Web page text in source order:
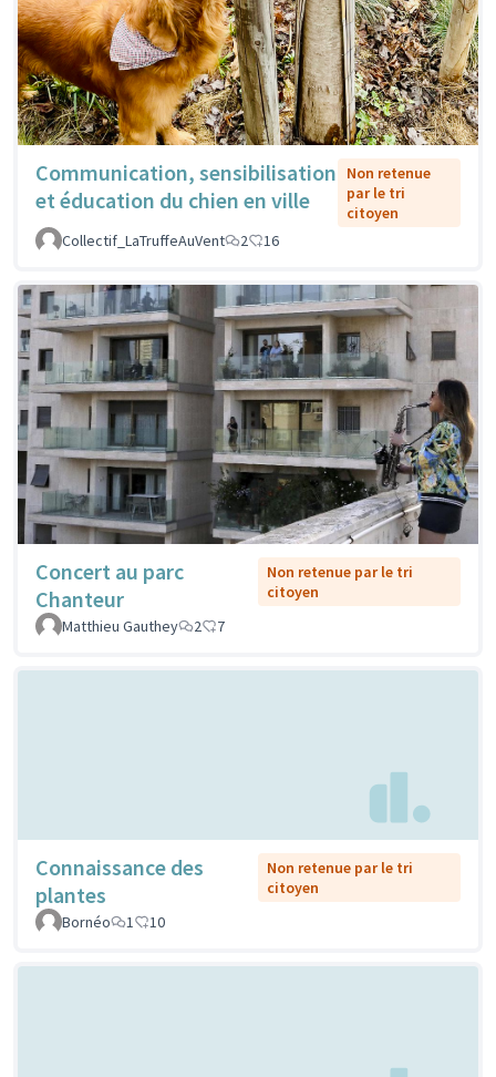
Communication, sensibilisation
et éducation du chien en ville
Non retenue
par le tri
citoyen
Collectif_LaTruffeAuVent
2 16
Concert au parc
Chanteur
Non retenue par le tri
citoyen
Matthieu Gauthey
2 7
Connaissance des
plantes
Non retenue par le tri
citoyen
Bornéo
1 10